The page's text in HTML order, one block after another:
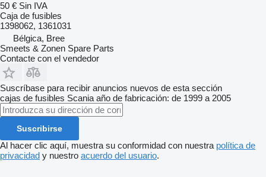
50 € Sin IVA
Caja de fusibles
1398062, 1361031
Bélgica, Bree
Smeets & Zonen Spare Parts
Contacte con el vendedor
Suscríbase para recibir anuncios nuevos de esta sección
cajas de fusibles Scania año de fabricación: de 1999 a 2005
Suscribirse
Al hacer clic aquí, muestra su conformidad con nuestra política de
privacidad y nuestro acuerdo del usuario.